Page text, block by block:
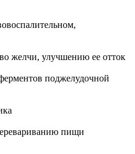
желчи, улучшению ее отток
поджелудочной
пищи